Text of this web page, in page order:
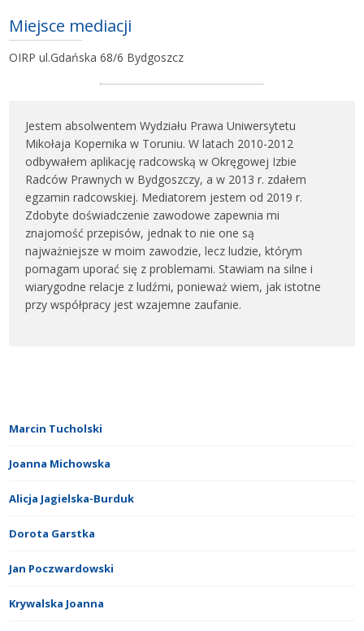
Miejsce mediacji
OIRP ul.Gdańska 68/6 Bydgoszcz
Jestem absolwentem Wydziału Prawa Uniwersytetu
Mikołaja Kopernika w Toruniu. W latach 2010-2012
odbywałem aplikację radcowską w Okręgowej Izbie
Radców Prawnych w Bydgoszczy, a w 2013 r. zdałem
egzamin radcowskiej. Mediatorem jestem od 2019 r.
Zdobyte doświadczenie zawodowe zapewnia mi
znajomość przepisów, jednak to nie one są
najważniejsze w moim zawodzie, lecz ludzie, którym
pomagam uporać się z problemami. Stawiam na silne i
wiarygodne relacje z ludźmi, ponieważ wiem, jak istotne
przy współpracy jest wzajemne zaufanie.
Marcin Tucholski
Joanna Michowska
Alicja Jagielska-Burduk
Dorota Garstka
Jan Poczwardowski
Krywalska Joanna